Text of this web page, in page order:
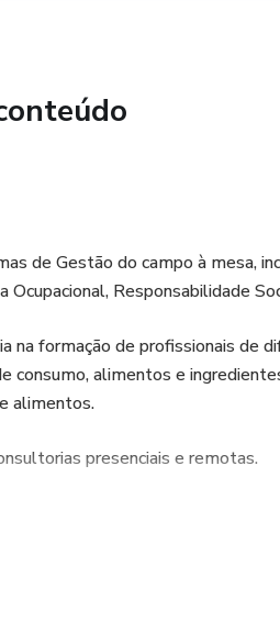
de Gestão do campo à mesa,
Responsabilidade
na formação de profissionais de
consumo, alimentos e
alimentos.
presenciais e remotas.